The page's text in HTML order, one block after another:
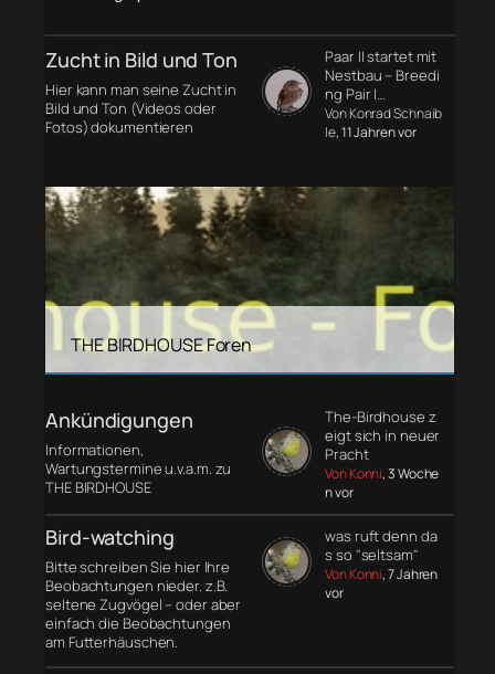
Zucht in Bild und Ton
Hier kann man seine Zucht in
Bild und Ton (Videos oder
Fotos) dokumentieren
Paar II startet mit
Nestbau – Breedi
ng Pair I…
Von Konrad Schnaib
le, 11 Jahren vor
THE BIRDHOUSE Foren
Ankündigungen
Informationen,
Wartungstermine u.v.a.m. zu
THE BIRDHOUSE
The-Birdhouse z
eigt sich in neuer
Pracht
Von Konni, 3 Woche
n vor
Bird-watching
Bitte schreiben Sie hier Ihre
Beobachtungen nieder. z.B.
seltene Zugvögel – oder aber
einfach die Beobachtungen
am Futterhäuschen.
was ruft denn da
s so "seltsam"
Von Konni, 7 Jahren
vor